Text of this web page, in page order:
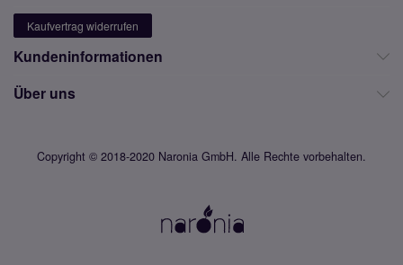
Kaufvertrag widerrufen
Kundeninformationen
Über uns
Copyright © 2018-2020 Naronia GmbH. Alle Rechte vorbehalten.